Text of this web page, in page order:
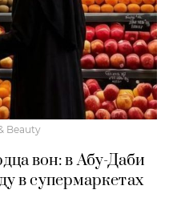
Beauty
вон: в Абу-Даби
в супермаркетах